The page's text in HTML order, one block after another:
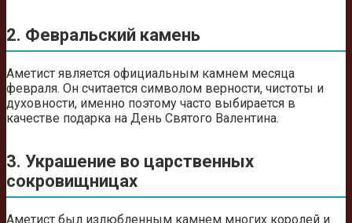
2. Февральский камень
Аметист является официальным камнем месяца
февраля. Он считается символом верности, чистоты и
духовности, именно поэтому часто выбирается в
качестве подарка на День Святого Валентина.
3. Украшение во царственных
сокровищницах
Аметист был излюбленным камнем многих королей и